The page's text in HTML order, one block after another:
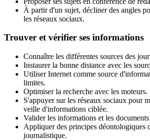
À partir d'un sujet, décliner des angles
les réseaux sociaux.
Trouver et vérifier ses informations
Connaître les différentes sources des
Instaurer la bonne distance avec les
Utiliser Internet comme source
limites.
Optimiser la recherche avec les moteurs.
S'appuyer sur les réseaux sociaux pour
veille d'informations ciblée.
Valider les informations et les
Appliquer des principes déontologiques
journalistique.